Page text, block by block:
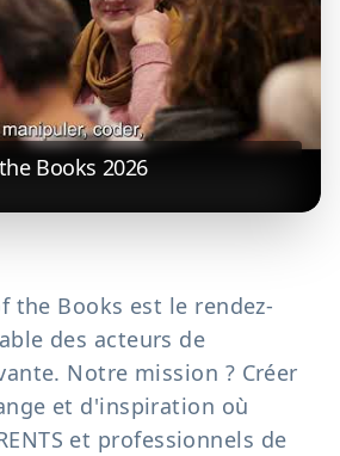
Books 2026
the Books est le rendez-
des acteurs de
Notre mission ? Créer
et d'inspiration où
et professionnels de